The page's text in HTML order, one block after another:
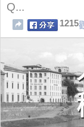
Q...
1215